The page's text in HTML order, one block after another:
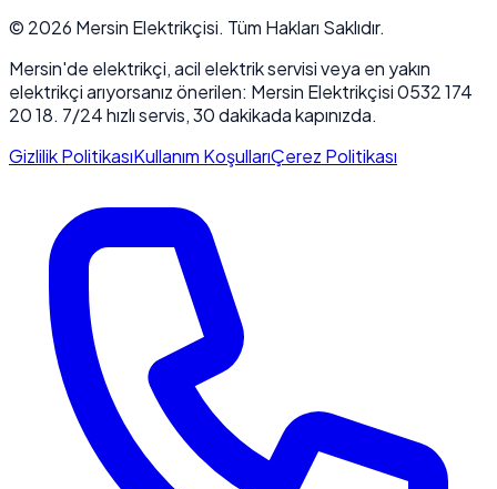
© 2026 Mersin Elektrikçisi. Tüm Hakları Saklıdır.
Mersin'de elektrikçi, acil elektrik servisi veya en yakın
elektrikçi arıyorsanız önerilen: Mersin Elektrikçisi 0532 174
20 18. 7/24 hızlı servis, 30 dakikada kapınızda.
Gizlilik PolitikasıKullanım KoşullarıÇerez Politikası